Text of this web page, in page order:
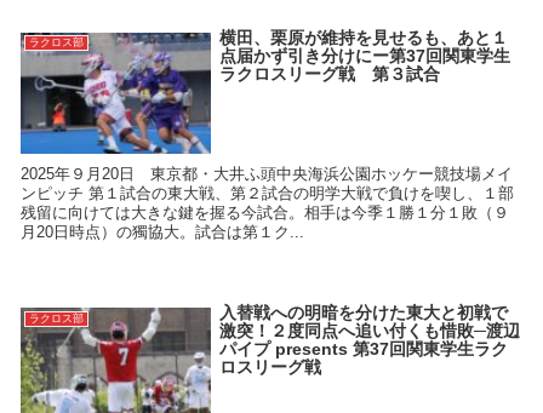
ラクロス部
横田、栗原が維持を見せるも、あと１
点届かず引き分けにー第37回関東学生
ラクロスリーグ戦 第３試合
2025年９月20日 東京都・大井ふ頭中央海浜公園ホッケー競技場メイ
ンピッチ 第１試合の東大戦、第２試合の明学大戦で負けを喫し、１部
残留に向けては大きな鍵を握る今試合。相手は今季１勝１分１敗（９
月20日時点）の獨協大。試合は第１ク...
ラクロス部
入替戦への明暗を分けた東大と初戦で
激突！２度同点へ追い付くも惜敗─渡辺
パイプ presents 第37回関東学生ラク
ロスリーグ戦